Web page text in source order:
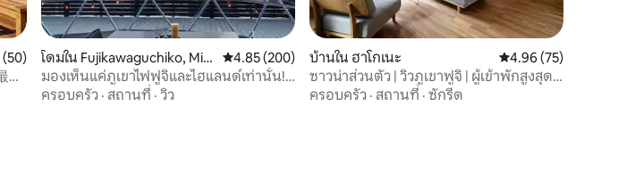
ฉลี่ย 4.92 จาก 5, 50 รีวิว
大
โดมใน Fujikawaguchiko, Min
amitsuru District
คะแนนเฉลี่ย 4.85 จาก 5, 200 รีวิว
4.85 (200)
มองเห็นแค่ภูเขาไฟฟูจิและไฮแลนด์เท่านั้น!
เต็นท์โดมยอดนิยม [Imperial Panorama
ครอบครัว · สถานที่ · วิว
บ้านใน ฮาโกเนะ คะแนนเฉลี่ย 4.96 จาก
4.96 (75)
ซาวน่าส่วนตัว | วิวภูเขาฟูจิ | ผู้เข้าพักสูงสุด 8
คน
ครอบครัว · สถานที่ · ซักรีด